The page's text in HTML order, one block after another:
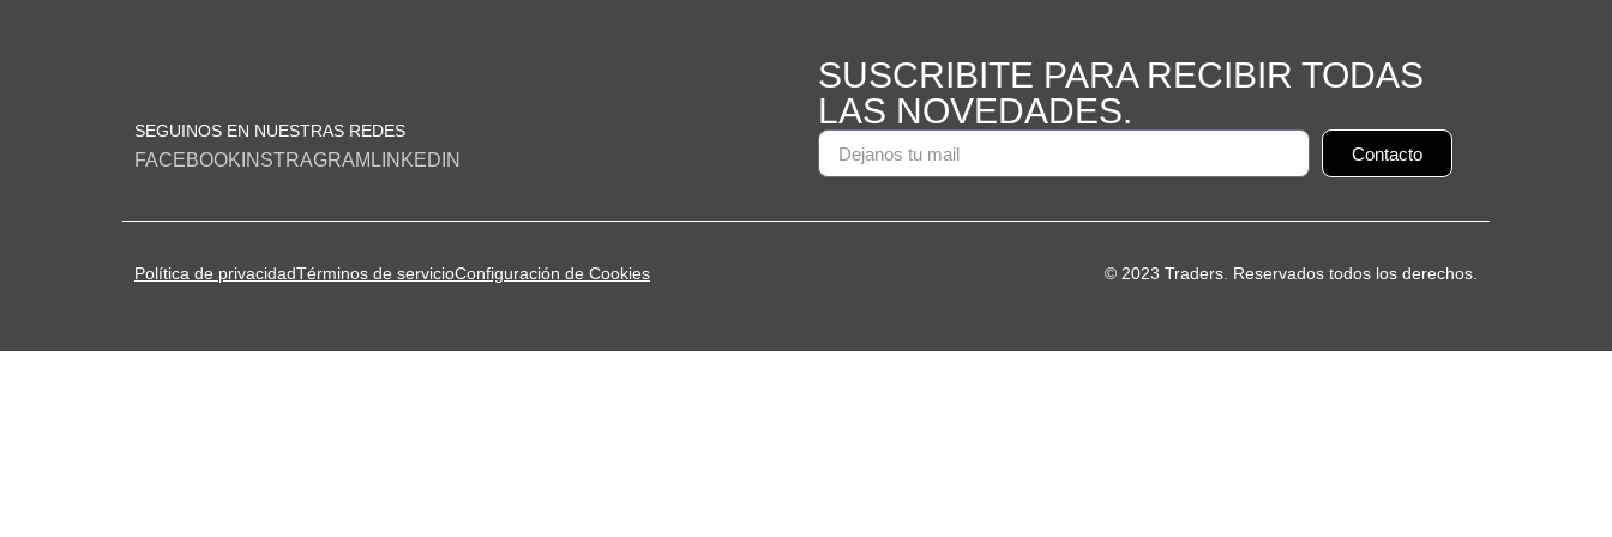
SEGUINOS EN NUESTRAS REDES
FACEBOOK INSTRAGRAM LINKEDIN
SUSCRIBITE PARA RECIBIR TODAS
LAS NOVEDADES.
Contacto
Política de privacidadTérminos de servicioConfiguración de Cookies © 2023 Traders. Reservados todos los derechos.